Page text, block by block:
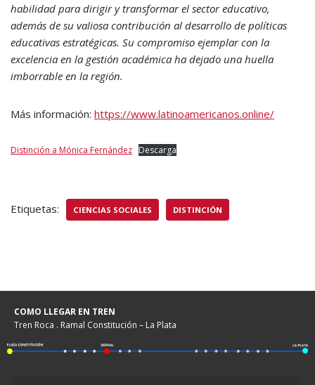
habilidad para dirigir y transformar el sector educativo,
además de su valiosa contribución al desarrollo de políticas
educativas estratégicas. Su compromiso ejemplar con la
excelencia en la gestión académica ha dejado una huella
imborrable en la región.
Más información: https://www.latinoamericanos.online/
Distinción a Mónica Fernández Descarga
Etiquetas: CIENCIAS SOCIALES DISTINCIÓN
COMO LLEGAR EN TREN
Tren Roca . Ramal Constitución – La Plata